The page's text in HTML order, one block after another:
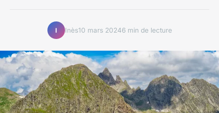
I Inès10 mars 20246 min de lecture